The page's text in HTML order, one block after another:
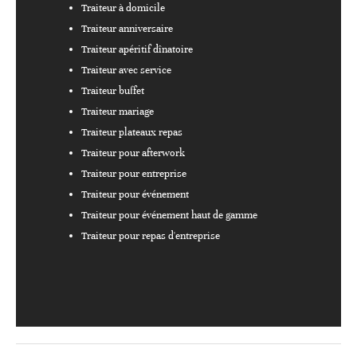
Traiteur à domicile
Traiteur anniversaire
Traiteur apéritif dînatoire
Traiteur avec service
Traiteur buffet
Traiteur mariage
Traiteur plateaux repas
Traiteur pour afterwork
Traiteur pour entreprise
Traiteur pour événement
Traiteur pour événement haut de gamme
Traiteur pour repas d'entreprise